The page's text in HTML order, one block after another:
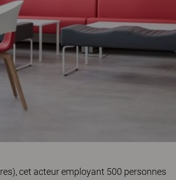
cet acteur employant 500 personnes